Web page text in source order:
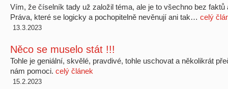
Vím, že číselník tady už založil téma, ale je to všechno bez faktů
Práva, které se logicky a pochopitelně nevěnují ani tak… celý
13.3.2023
Něco se muselo stát !!!
Tohle je geniální, skvělé, pravdivé, tohle uschovat a několikrát
nám pomoci. celý článek
15.2.2023